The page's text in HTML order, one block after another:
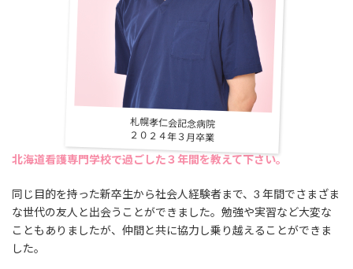
札幌孝仁会記念病院
２０２４年３月卒業
北海道看護専門学校で過ごした３年間を教えて下さい。
同じ目的を持った新卒生から社会人経験者まで、3 年間でさまざま
な世代の友人と出会うことができました。勉強や実習など大変な
こともありましたが、仲間と共に協力し乗り越えることができま
した。